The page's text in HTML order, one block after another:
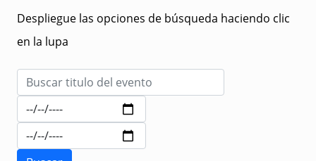
Despliegue las opciones de búsqueda haciendo clic
en la lupa